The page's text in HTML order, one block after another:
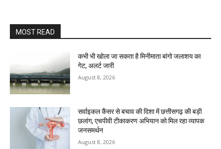
MOST READ
कभी भी खोला जा सकता है मिनीमाता बांगो जलाशय का
गेट, अलर्ट जारी
August 8, 2026
सर्वाइकल कैंसर से बचाव की दिशा में छत्तीसगढ़ की बड़ी
छलांग, एचपीवी टीकाकरण अभियान को मिल रहा व्यापक
जनसमर्थन
August 8, 2026